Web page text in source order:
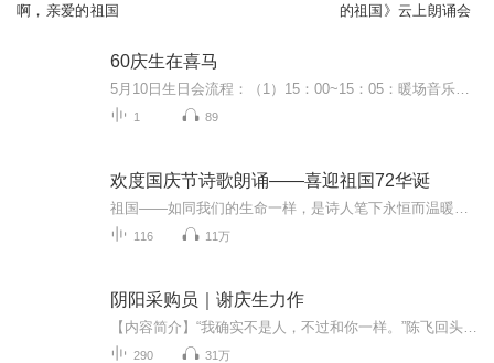
啊，亲爱的祖国
的祖国》云上朗诵会
60庆生在喜马
1 89
欢度国庆节诗歌朗诵——喜迎祖国72华诞
116 11万
阴阳采购员｜谢庆生力作
290 31万